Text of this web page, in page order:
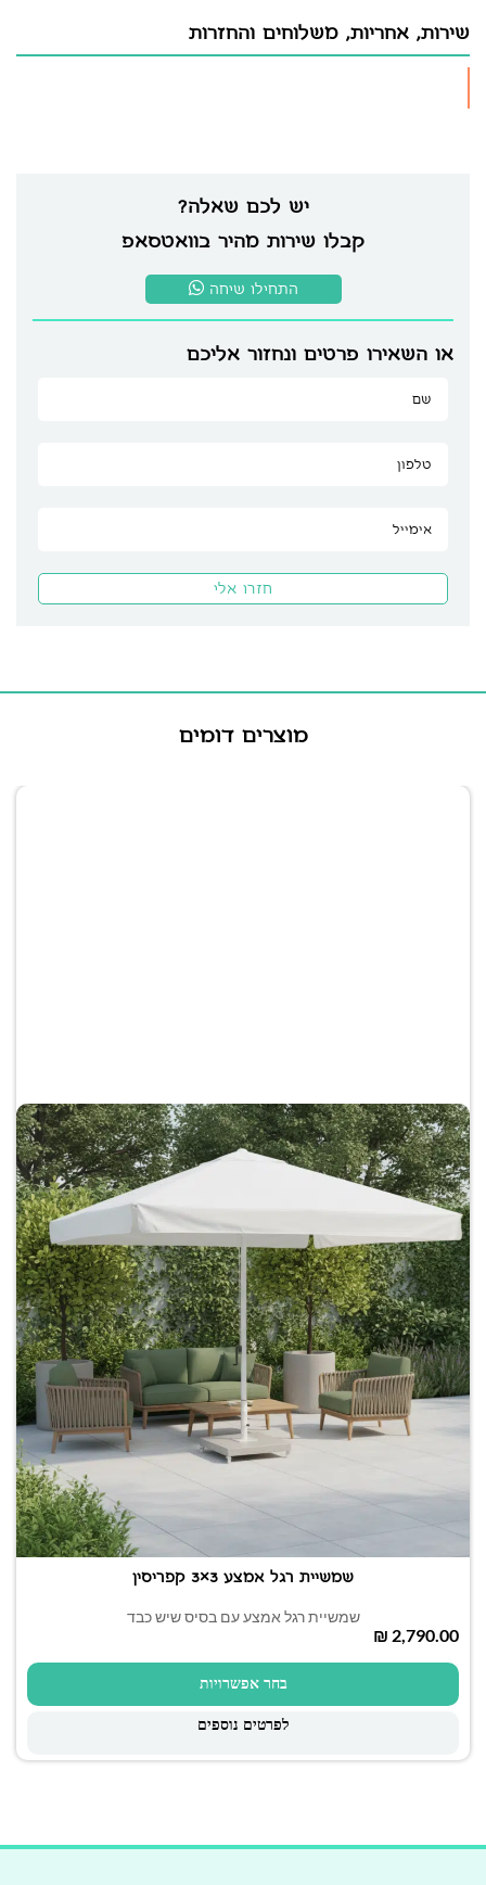
יש לכם שאלה?
קבלו שירות מהיר בוואטסאפ
התחילו שיחה
או השאירו פרטים ונחזור אליכם
שירות, אחריות, משלוחים והחזרות
מוצרים דומים
שמשיית רגל אמצע 3×3 קפריסין
שמשיית רגל אמצע עם בסיס שיש כבד
₪
בחר אפשרויות
לפרטים נוספים